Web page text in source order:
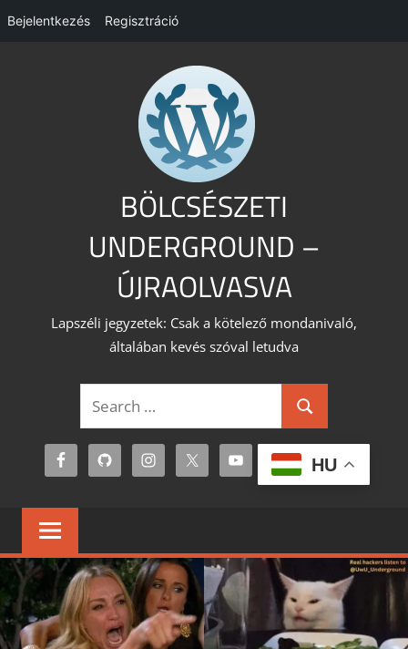
Bejelentkezés Regisztráció
BÖLCSÉSZETI
UNDERGROUND –
ÚJRAOLVASVA
Lapszéli jegyzetek: Csak a kötelező mondanivaló,
általában kevés szóval letudva
Search
for:
Search
HU